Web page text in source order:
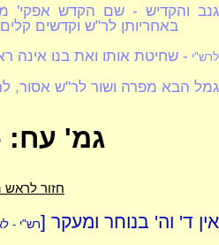
גנב והקדיש - שם הקדש אפקי'
באחריותן לר"ש וקדשים
לרש"י - שחיטת אותו ואת בנו אינה
גמל הבא מפרה ושור לר"ש אסור,
גמ' עח:
חזור לראש
אין ד' וה' בנוחר ומעקר [רש"י -